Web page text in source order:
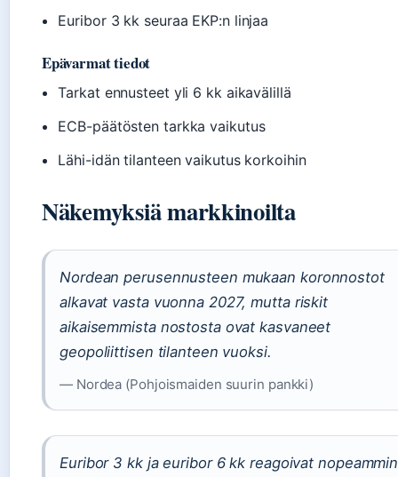
Euribor 3 kk seuraa EKP:n linjaa
Epävarmat tiedot
Tarkat ennusteet yli 6 kk aikavälillä
ECB-päätösten tarkka vaikutus
Lähi-idän tilanteen vaikutus korkoihin
Näkemyksiä markkinoilta
Nordean perusennusteen mukaan koronnostot
alkavat vasta vuonna 2027, mutta riskit
aikaisemmista nostosta ovat kasvaneet
geopoliittisen tilanteen vuoksi.
— Nordea (Pohjoismaiden suurin pankki)
Euribor 3 kk ja euribor 6 kk reagoivat nopeammin